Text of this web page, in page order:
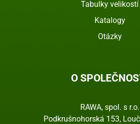
Tabulky velikostí
Katalogy
Otázky
O
RAWA, spol. s r.o.
Podkrušnohorská 153,